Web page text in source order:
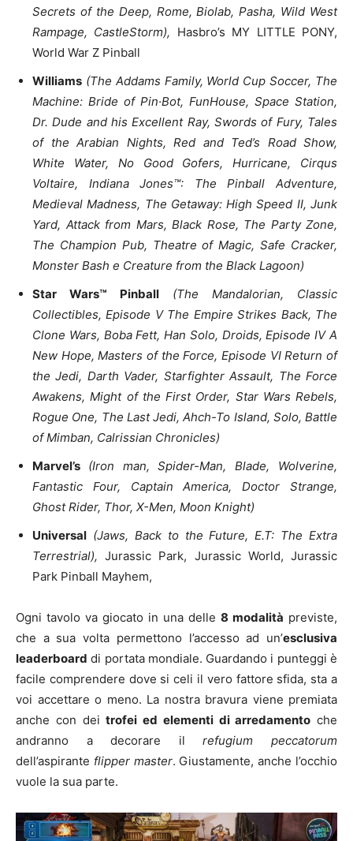
Secrets of the Deep, Rome, Biolab, Pasha, Wild West
Rampage, CastleStorm), Hasbro’s MY LITTLE PONY,
World War Z Pinball
Williams (The Addams Family, World Cup Soccer, The
Machine: Bride of Pin·Bot, FunHouse, Space Station,
Dr. Dude and his Excellent Ray, Swords of Fury, Tales
of the Arabian Nights, Red and Ted’s Road Show,
White Water, No Good Gofers, Hurricane, Cirqus
Voltaire, Indiana Jones™: The Pinball Adventure,
Medieval Madness, The Getaway: High Speed II, Junk
Yard, Attack from Mars, Black Rose, The Party Zone,
The Champion Pub, Theatre of Magic, Safe Cracker,
Monster Bash e Creature from the Black Lagoon)
Star Wars™️ Pinball
(The Mandalorian, Classic
Collectibles, Episode V The Empire Strikes Back, The
Clone Wars, Boba Fett, Han Solo, Droids, Episode IV A
New Hope, Masters of the Force, Episode VI Return of
the Jedi, Darth Vader, Starfighter Assault, The Force
Awakens, Might of the First Order, Star Wars Rebels,
Rogue One, The Last Jedi, Ahch-To Island, Solo, Battle
of Mimban, Calrissian Chronicles)
Marvel’s (Iron man, Spider-Man, Blade, Wolverine,
Fantastic Four, Captain America, Doctor Strange,
Ghost Rider, Thor, X-Men, Moon Knight)
Universal (Jaws, Back to the Future, E.T: The Extra
Terrestrial),Jurassic Park, Jurassic World, Jurassic
Park Pinball Mayhem,
Ogni tavolo va giocato in una delle 8 modalità previste,
che a sua volta permettono l’accesso ad un’esclusiva
leaderboard di portata mondiale. Guardando i punteggi è
facile comprendere dove si celi il vero fattore sfida, sta a
voi accettare o meno. La nostra bravura viene premiata
anche con deitrofei ed elementi di arredamento che
andranno a decorare ilrefugium peccatorum
dell’aspirante flipper master. Giustamente, anche l’occhio
vuole la sua parte.